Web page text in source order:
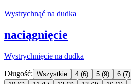
Wystrychnąć na dudka
naciągnięcie
Wystrychnięcie na dudka
Długość: Wszystkie 4 (6) 5 (9) 6 (7)